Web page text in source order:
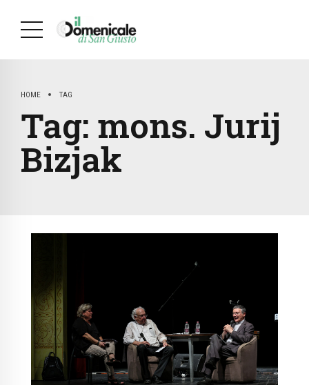
HOME TAG
Tag: mons. Jurij
Bizjak